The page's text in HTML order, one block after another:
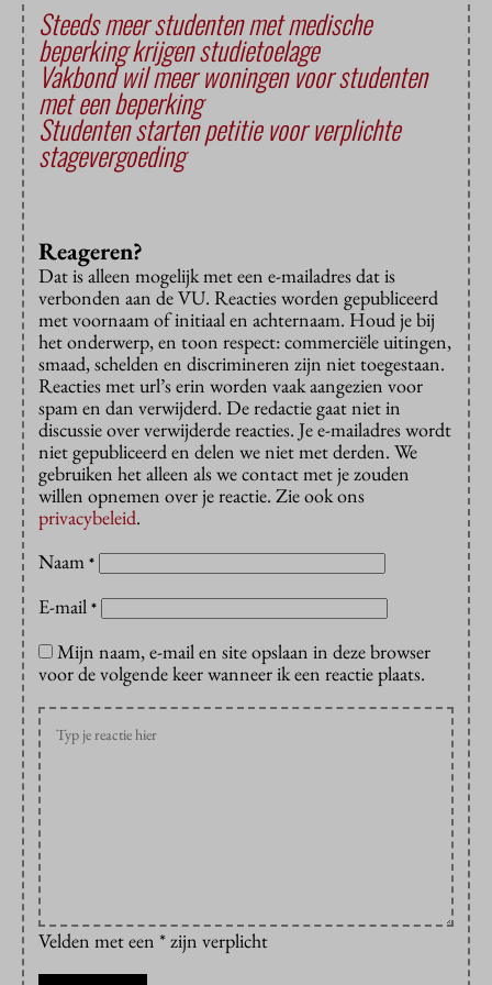
Steeds meer studenten met medische
beperking krijgen studietoelage
Vakbond wil meer woningen voor studenten
met een beperking
Studenten starten petitie voor verplichte
stagevergoeding
Reageren?
Dat is alleen mogelijk met een e-mailadres dat is
verbonden aan de VU. Reacties worden gepubliceerd
met voornaam of initiaal en achternaam. Houd je bij
het onderwerp, en toon respect: commerciële uitingen,
smaad, schelden en discrimineren zijn niet toegestaan.
Reacties met url’s erin worden vaak aangezien voor
spam en dan verwijderd. De redactie gaat niet in
discussie over verwijderde reacties. Je e-mailadres wordt
niet gepubliceerd en delen we niet met derden. We
gebruiken het alleen als we contact met je zouden
willen opnemen over je reactie. Zie ook ons
privacybeleid.
Naam *
E-mail *
Mijn naam, e-mail en site opslaan in deze browser
voor de volgende keer wanneer ik een reactie plaats.
Velden met een * zijn verplicht